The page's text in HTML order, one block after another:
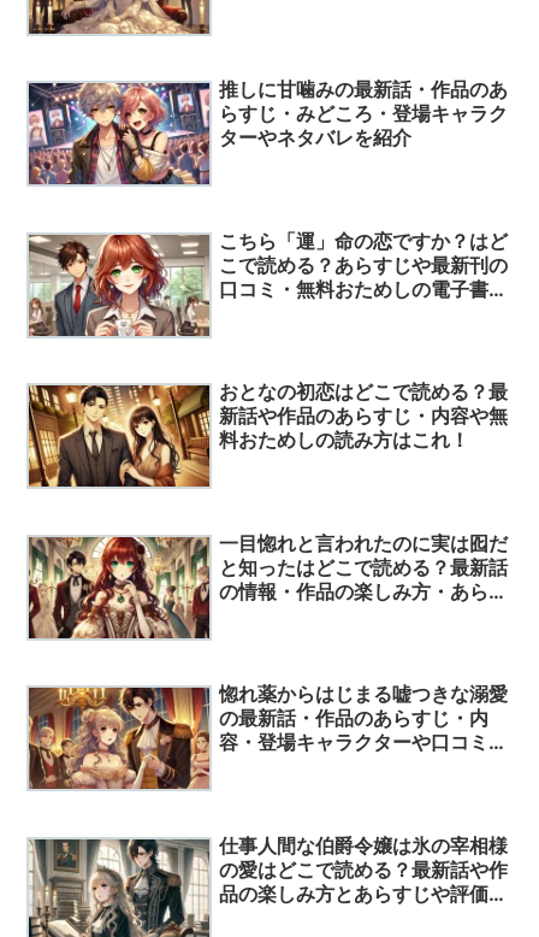
推しに甘噛みの最新話・作品のあ
らすじ・みどころ・登場キャラク
ターやネタバレを紹介
こちら「運」命の恋ですか？はど
こで読める？あらすじや最新刊の
口コミ・無料おためしの電子書籍
おとなの初恋はどこで読める？最
新話や作品のあらすじ・内容や無
料おためしの読み方はこれ！
一目惚れと言われたのに実は囮だ
と知ったはどこで読める？最新話
の情報・作品の楽しみ方・あらす
惚れ薬からはじまる嘘つきな溺愛
の最新話・作品のあらすじ・内
容・登場キャラクターや口コミ評
仕事人間な伯爵令嬢は氷の宰相様
の愛はどこで読める？最新話や作
品の楽しみ方とあらすじや評価に